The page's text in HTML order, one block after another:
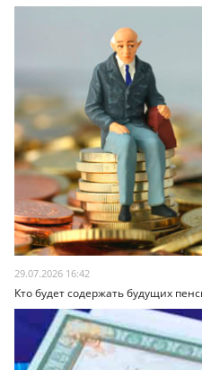
29.07.2026 16:42
Кто будет содержать будущих